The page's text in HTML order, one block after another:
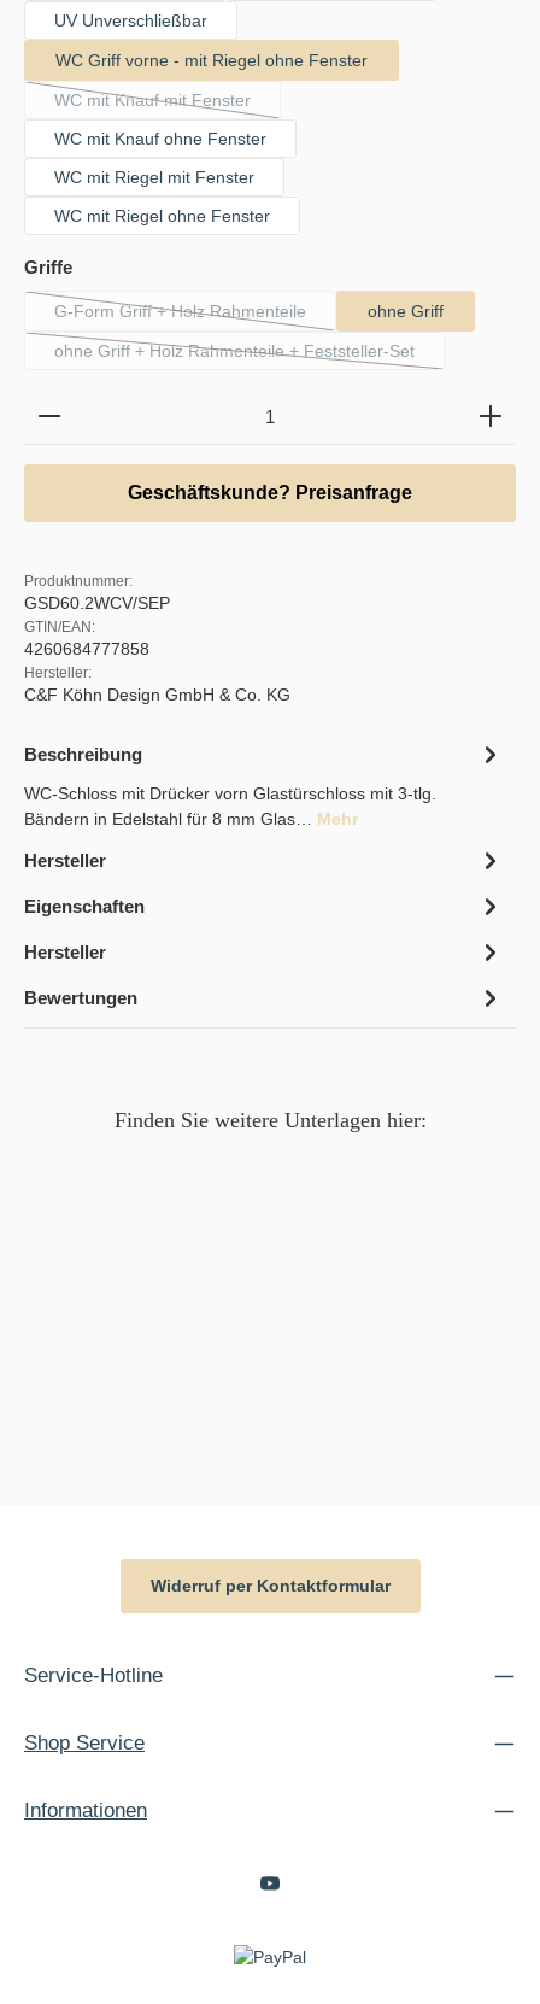
UV Unverschließbar
WC Griff vorne - mit Riegel ohne Fenster
WC mit Knauf mit Fenster
(Diese Option ist zurzeit nicht verfügbar.)
WC mit Knauf ohne Fenster
WC mit Riegel mit Fenster
WC mit Riegel ohne Fenster
Griffeauswählen
G-Form Griff + Holz Rahmenteile
(Diese Option ist zurzeit nicht verfügbar.)
ohne Griff
ohne Griff + Holz Rahmenteile + Feststeller-Set
(Diese Option ist zurzeit nicht verfügbar.)
Produkt Anzahl: Gib den gewünschten Wert ein
Geschäftskunde? Preisanfrage
Produktnummer:
GSD60.2WCV/SEP
GTIN/EAN:
4260684777858
Hersteller:
C&F Köhn Design GmbH & Co. KG
Beschreibung
WC-Schloss mit Drücker vorn Glastürschloss mit 3-tlg.
Bändern in Edelstahl für 8 mm Glas… Mehr
Hersteller
Eigenschaften
Hersteller
Bewertungen
Finden Sie weitere Unterlagen hier:
Widerruf per Kontaktformular
Service-Hotline
Shop Service
Informationen